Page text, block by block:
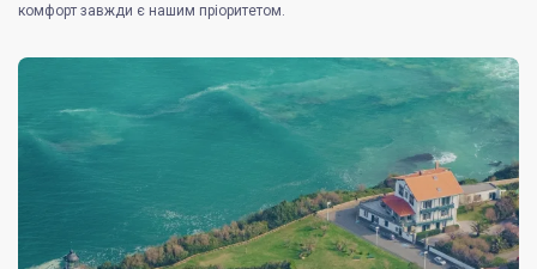
комфорт завжди є нашим пріоритетом.